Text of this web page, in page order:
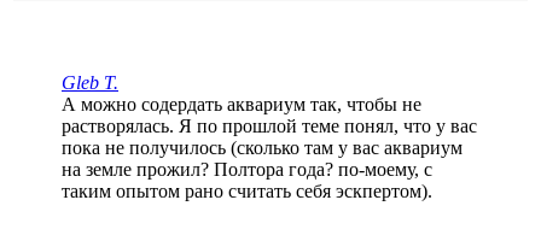
Gleb T.
А можно содердать аквариум так, чтобы не
растворялась. Я по прошлой теме понял, что у вас
пока не получилось (сколько там у вас аквариум
на земле прожил? Полтора года? по-моему, с
таким опытом рано считать себя эскпертом).